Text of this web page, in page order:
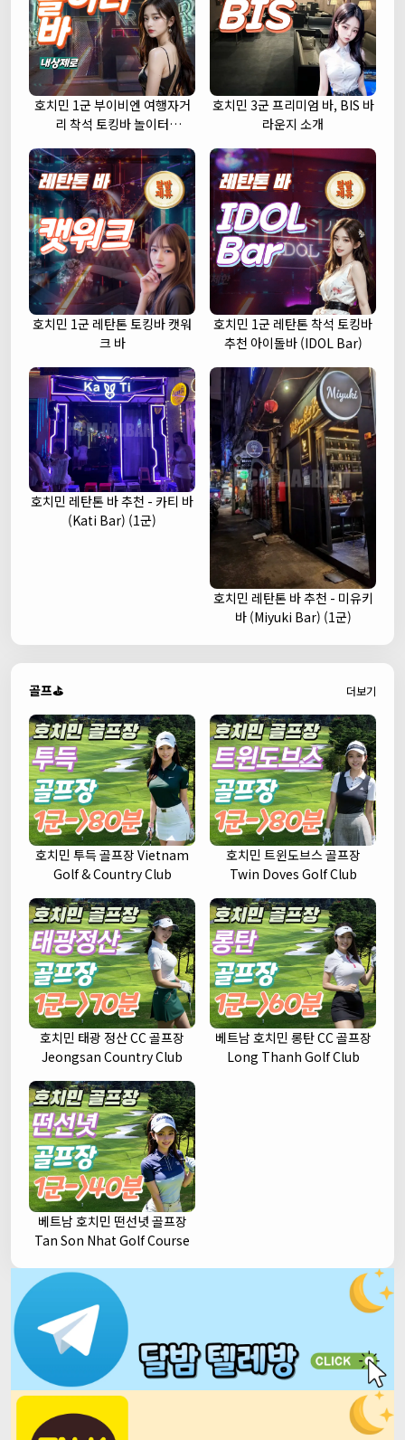
호치민 1군 부이비엔 여행자거
리 착석 토킹바 놀이터
호치민 3군 프리미엄 바, BIS 바
라운지 소개
호치민 1군 레탄톤 토킹바 캣워
크 바
호치민 1군 레탄톤 착석 토킹바
추천 아이돌바 (IDOL Bar)
호치민 레탄톤 바 추천 - 카티 바
(Kati Bar) (1군)
호치민 레탄톤 바 추천 - 미유키
바 (Miyuki Bar) (1군)
골프⛳ 더보기
호치민 투득 골프장 Vietnam
Golf & Country Club
호치민 트윈도브스 골프장
Twin Doves Golf Club
호치민 태광 정산 CC 골프장
Jeongsan Country Club
베트남 호치민 롱탄 CC 골프장
Long Thanh Golf Club
베트남 호치민 떤선녓 골프장
Tan Son Nhat Golf Course